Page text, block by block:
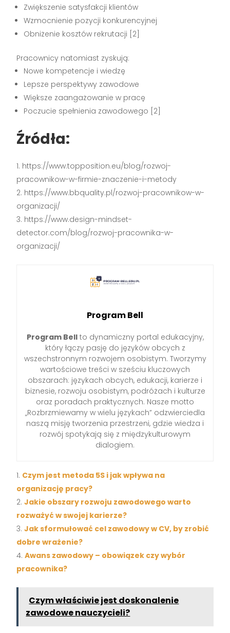
Zwiększenie satysfakcji klientów
Wzmocnienie pozycji konkurencyjnej
Obniżenie kosztów rekrutacji [2]
Pracownicy natomiast zyskują:
Nowe kompetencje i wiedzę
Lepsze perspektywy zawodowe
Większe zaangażowanie w pracę
Poczucie spełnienia zawodowego [2]
Źródła:
https://www.topposition.eu/blog/rozwoj-
pracownikow-w-firmie-znaczenie-i-metody
https://www.bbquality.pl/rozwoj-pracownikow-w-
organizacji/
https://www.design-mindset-
detector.com/blog/rozwoj-pracownika-w-
organizacji/
Program Bell
Program Bellto dynamiczny portal edukacyjny,
który łączy pasję do języków obcych z
wszechstronnym rozwojem osobistym. Tworzymy
wartościowe treści w sześciu kluczowych
obszarach: językach obcych, edukacji, karierze i
biznesie, rozwoju osobistym, podróżach i kulturze
oraz poradach praktycznych. Nasze motto
„Rozbrzmiewamy w wielu językach” odzwierciedla
naszą misję tworzenia przestrzeni, gdzie wiedza i
rozwój spotykają się z międzykulturowym
dialogiem.
Czym jest metoda 5S i jak wpływa na
organizację pracy?
Jakie obszary rozwoju zawodowego warto
rozważyć w swojej karierze?
Jak sformułować cel zawodowy w CV, by zrobić
dobre wrażenie?
Awans zawodowy – obowiązek czy wybór
pracownika?
Czym właściwie jest doskonalenie
zawodowe nauczycieli?